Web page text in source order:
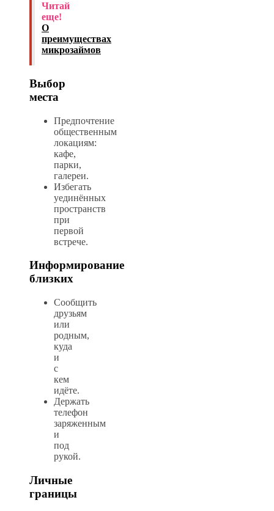
Читай
еще!
О
преимуществах
микрозаймов
Выбор
места
Предпочтение
общественным
локациям:
кафе,
парки,
галереи.
Избегать
уединённых
пространств
при
первой
встрече.
Информирование
близких
Сообщить
друзьям
или
родным,
куда
и
с
кем
идёте.
Держать
телефон
заряженным
и
под
рукой.
Личные
границы